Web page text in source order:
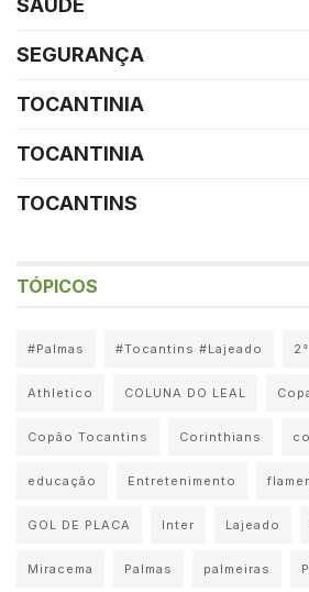
SAÚDE
SEGURANÇA
TOCANTINIA
TOCANTINIA
TOCANTINS
TÓPICOS
#Palmas #Tocantins #Lajeado
Athletico COLUNA DO LEAL
Copão Tocantins Corinthians
educação Entretenimento
GOL DE PLACA Inter Lajeado
Miracema Palmas palmeiras